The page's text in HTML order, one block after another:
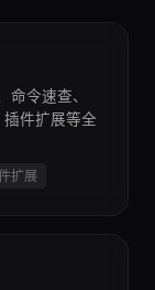
命令速查、
件扩展等全
扩展